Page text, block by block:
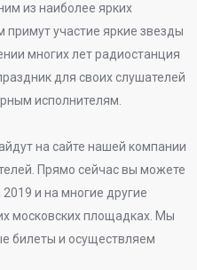
из наиболее ярких
участие яркие звезды
многих лет радиостанция
для своих слушателей
исполнителям.
на сайте нашей компании
Прямо сейчас вы можете
и на многие другие
московских площадках. Мы
билеты и осуществляем